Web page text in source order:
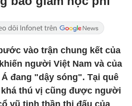
vào trận chung kết của
người Việt Nam và của
đang "dậy sóng". Tại quê
thú vị cũng được người
vũ tinh thần thi đấu của